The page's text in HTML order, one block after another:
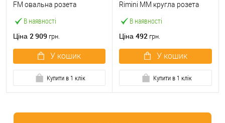
В наявності
FM овальна розета
графіт PVD
Ціна 2 909 грн.
У кошик
Купити в 1 клік
В наявності
Rimini MM кругла розета
Ціна 492 грн.
У кошик
Купити в 1 клік